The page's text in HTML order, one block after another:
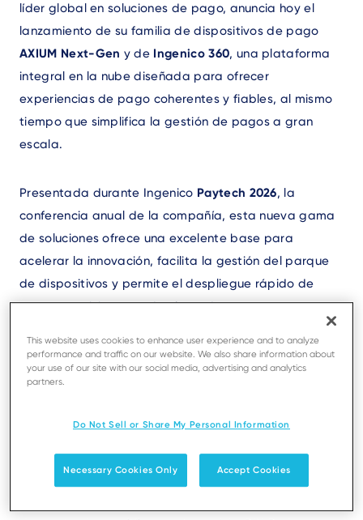
líder global en soluciones de pago, anuncia hoy el
lanzamiento de su familia de dispositivos de pago
AXIUM Next-Gen y de Ingenico 360, una plataforma
integral en la nube diseñada para ofrecer
experiencias de pago coherentes y fiables, al mismo
tiempo que simplifica la gestión de pagos a gran
escala.
Presentada durante Ingenico Paytech 2026, la
conferencia anual de la compañía, esta nueva gama
de soluciones ofrece una excelente base para
acelerar la innovación, facilita la gestión del parque
de dispositivos y permite el despliegue rápido de
nuevos servicios en todo el mundo.
Dispositivos más inteligentes y
comercios
La nueva familia AXIUM Next-Gen se basa en una
This website uses cookies to enhance user experience and to analyze
performance and traffic on our website. We also share information about
your use of our site with our social media, advertising and analytics
partners.
Do Not Sell or Share My Personal Information
Necessary Cookies Only Accept Cookies